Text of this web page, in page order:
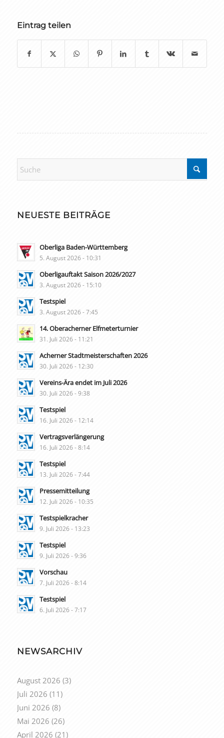
Eintrag teilen
NEUESTE BEITRÄGE
Oberliga Baden-Württemberg
5. August 2026 - 10:31
Oberligauftakt Saison 2026/2027
3. August 2026 - 15:10
Testspiel
3. August 2026 - 7:45
14. Oberacherner Elfmeterturnier
31. Juli 2026 - 11:21
Acherner Stadtmeisterschaften 2026
30. Juli 2026 - 12:30
Vereins-Ära endet im Juli 2026
30. Juli 2026 - 9:38
Testspiel
16. Juli 2026 - 12:14
Vertragsverlängerung
16. Juli 2026 - 8:14
Testspiel
13. Juli 2026 - 7:44
Pressemitteilung
12. Juli 2026 - 10:35
Testspielkracher
9. Juli 2026 - 13:23
Testspiel
9. Juli 2026 - 9:36
Vorschau
7. Juli 2026 - 8:14
Testspiel
6. Juli 2026 - 7:17
NEWSARCHIV
August 2026 (3)
Juli 2026 (11)
Juni 2026 (8)
Mai 2026 (26)
April 2026 (21)